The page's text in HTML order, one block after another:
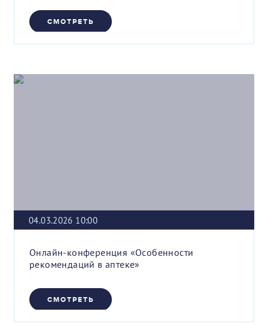
СМОТРЕТЬ
04.03.2026 10:00
Онлайн-конференция «Особенности
рекомендаций в аптеке»
СМОТРЕТЬ